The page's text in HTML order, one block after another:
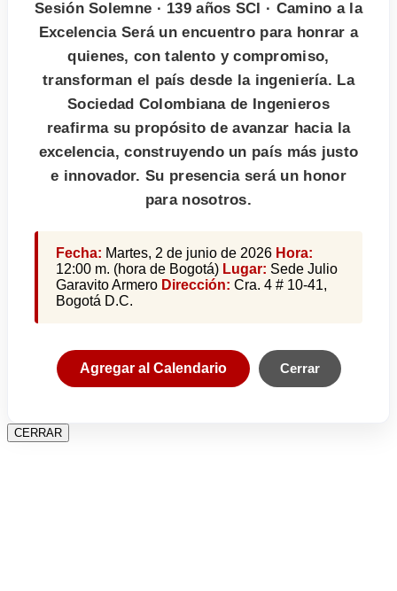
Sesión Solemne · 139 años SCI · Camino a la
Excelencia Será un encuentro para honrar a
quienes, con talento y compromiso,
transforman el país desde la ingeniería. La
Sociedad Colombiana de Ingenieros
reafirma su propósito de avanzar hacia la
excelencia, construyendo un país más justo
e innovador. Su presencia será un honor
para nosotros.
Fecha: Martes, 2 de junio de 2026 Hora:
12:00 m. (hora de Bogotá) Lugar: Sede Julio
Garavito Armero Dirección: Cra. 4 # 10-41,
Bogotá D.C.
Agregar al Calendario Cerrar
CERRAR